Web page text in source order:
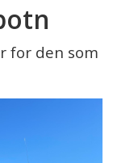
for den som